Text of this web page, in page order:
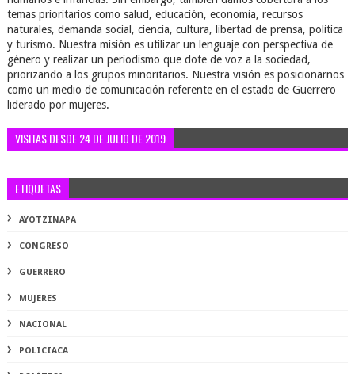
temas prioritarios como salud, educación, economía, recursos
naturales, demanda social, ciencia, cultura, libertad de prensa, política
y turismo. Nuestra misión es utilizar un lenguaje con perspectiva de
género y realizar un periodismo que dote de voz a la sociedad,
priorizando a los grupos minoritarios. Nuestra visión es posicionarnos
como un medio de comunicación referente en el estado de Guerrero
liderado por mujeres.
VISITAS DESDE 24 DE JULIO DE 2019
ETIQUETAS
AYOTZINAPA
CONGRESO
GUERRERO
MUJERES
NACIONAL
POLICIACA